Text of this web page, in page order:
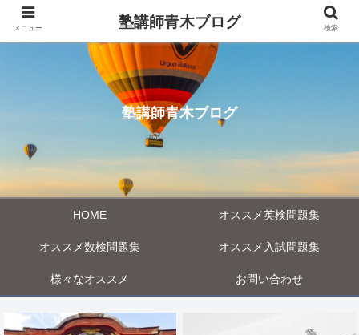
塾講師青木ブログ
HOME オススメ英検問題集
オススメ数検問題集 オススメ入試問題集
様々なオススメ お問い合わせ
メニュー 塾講師青木ブログ 検索